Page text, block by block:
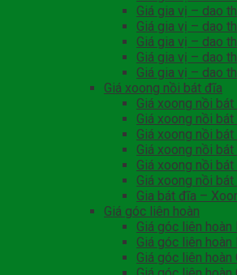
Giá gia vị – dao
Giá gia vị – dao
Giá gia vị – dao
Giá gia vị – dao
Giá gia vị – dao
Giá xoong nồi bát đĩa
Giá xoong nồi
Giá xoong nồi
Giá xoong nồi
Giá xoong nồi
Giá xoong nồi
Giá xoong nồi
Gia bát đĩa –
Giá góc liên hoàn
Giá góc liên hoàn
Giá góc liên hoàn
Giá góc liên hoàn